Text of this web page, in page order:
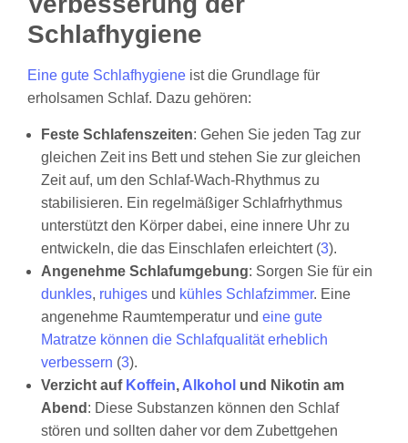
Schlafhygiene
Eine gute Schlafhygiene ist die Grundlage für
erholsamen Schlaf. Dazu gehören:
Feste Schlafenszeiten: Gehen Sie jeden Tag zur
gleichen Zeit ins Bett und stehen Sie zur gleichen
Zeit auf, um den Schlaf-Wach-Rhythmus zu
stabilisieren. Ein regelmäßiger Schlafrhythmus
unterstützt den Körper dabei, eine innere Uhr zu
entwickeln, die das Einschlafen erleichtert (3).
Angenehme Schlafumgebung: Sorgen Sie für ein
dunkles, ruhiges und kühles Schlafzimmer. Eine
angenehme Raumtemperatur und eine gute
Matratze können die Schlafqualität erheblich
verbessern (3).
Verzicht auf Koffein, Alkohol und Nikotin am
Abend : Diese Substanzen können den Schlaf
stören und sollten daher vor dem Zubettgehen